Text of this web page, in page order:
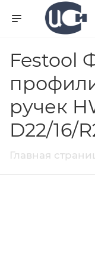
Festool
ручек
D22/16/
Главная